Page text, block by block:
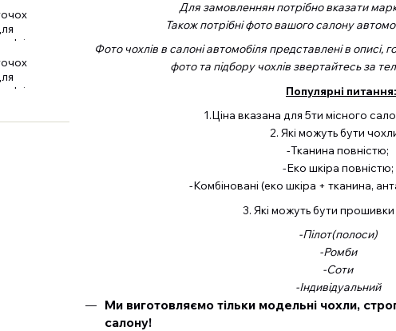
Для замовленнян потрібно вказати
Також потрібні фото вашого салону
Фото чохлів в салоні автомобіля представлені в
фото та підбору чохлів звертайтесь за
Популярні питання:
1.Ціна вказана для 5ти місного
2. Які можуть бути
-Тканина повністю;
-Еко шкіра повністю;
-Комбіновані (еко шкіра + тканина,
3. Які можуть бути прошивки
-Пілот(полоси)
-Ромби
-Соти
-Індивідуальний
Ми виготовляємо тільки модельні чохли,
салону!